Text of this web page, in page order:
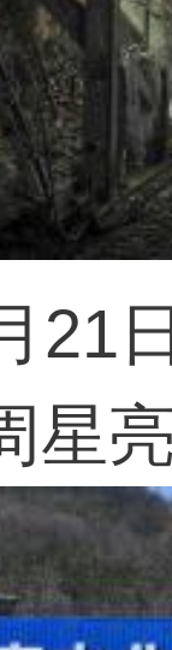
21
星